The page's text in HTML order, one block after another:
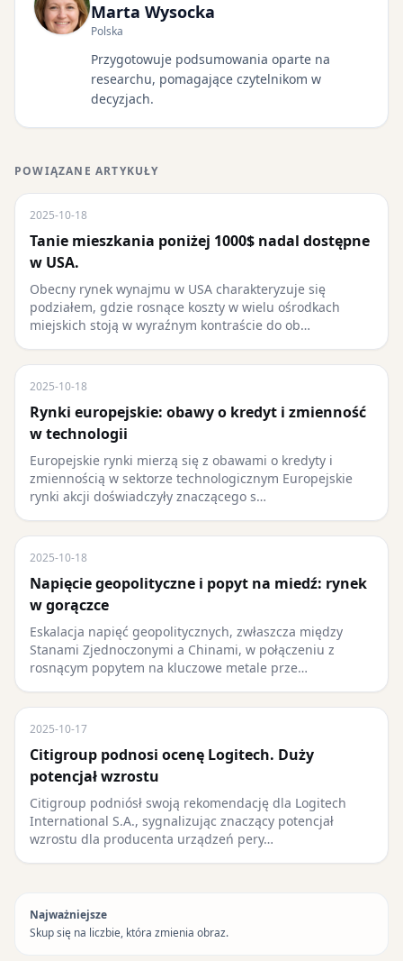
Marta Wysocka
Polska
Przygotowuje podsumowania oparte na
researchu, pomagające czytelnikom w
decyzjach.
POWIĄZANE ARTYKUŁY
2025-10-18
Tanie mieszkania poniżej 1000$ nadal dostępne
w USA.
Obecny rynek wynajmu w USA charakteryzuje się
podziałem, gdzie rosnące koszty w wielu ośrodkach
miejskich stoją w wyraźnym kontraście do ob…
2025-10-18
Rynki europejskie: obawy o kredyt i zmienność
w technologii
Europejskie rynki mierzą się z obawami o kredyty i
zmiennością w sektorze technologicznym Europejskie
rynki akcji doświadczyły znaczącego s…
2025-10-18
Napięcie geopolityczne i popyt na miedź: rynek
w gorączce
Eskalacja napięć geopolitycznych, zwłaszcza między
Stanami Zjednoczonymi a Chinami, w połączeniu z
rosnącym popytem na kluczowe metale prze…
2025-10-17
Citigroup podnosi ocenę Logitech. Duży
potencjał wzrostu
Citigroup podniósł swoją rekomendację dla Logitech
International S.A., sygnalizując znaczący potencjał
wzrostu dla producenta urządzeń pery…
Najważniejsze
Skup się na liczbie, która zmienia obraz.